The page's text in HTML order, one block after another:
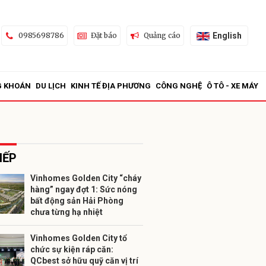
0985698786 Đặt báo Quảng cáo English
KHOÁN DU LỊCH KINH TẾ ĐỊA PHƯƠNG CÔNG NGHỆ Ô TÔ - XE MÁY
Vinhomes Golden City “cháy
hàng” ngay đợt 1: Sức nóng
bất động sản Hải Phòng
chưa từng hạ nhiệt
Vinhomes Golden City tổ
chức sự kiện ráp căn:
QCbest sở hữu quỹ căn vị trí